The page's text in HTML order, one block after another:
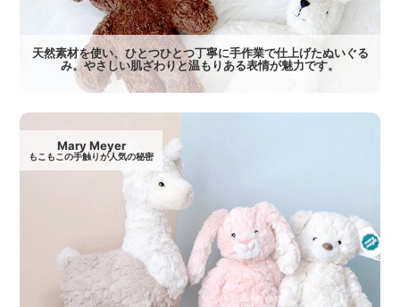
天然素材を使い、ひとつひとつ丁寧に手作業で仕上げたぬいぐる
み。やさしい肌ざわりと温もりある表情が魅力です。
Mary Meyer
もこもこの手触りが人気の秘密